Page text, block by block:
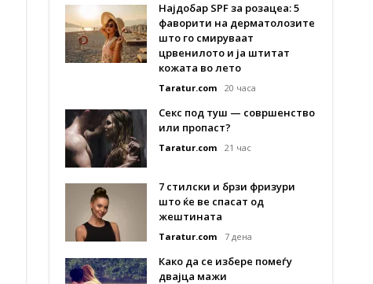
Најдобар SPF за розацеа: 5
фаворити на дерматолозите
што го смируваат
црвенилото и ја штитат
кожата во лето
Taratur.com 20 часа
Секс под туш — совршенство
или пропаст?
Taratur.com 21 час
7 стилски и брзи фризури
што ќе ве спасат од
жештината
Taratur.com 7 дена
Како да се избере помеѓу
двајца мажи